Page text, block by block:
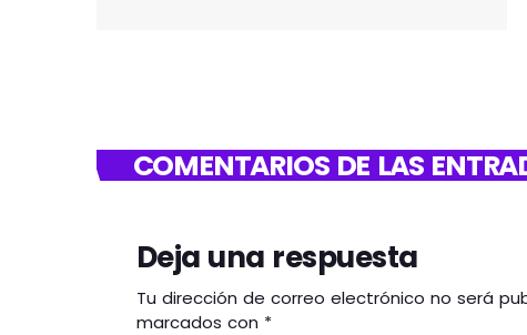
COMENTARIOS DE LAS
Deja una respuesta
Tu dirección de correo electrónico no será
marcados con *